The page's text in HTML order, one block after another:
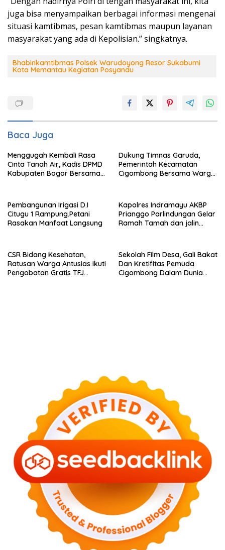
juga bisa menyampaikan berbagai informasi mengenai
situasi kamtibmas, pesan kamtibmas maupun layanan
masyarakat yang ada di Kepolisian.” singkatnya.
Bhabinkamtibmas Polsek Warudoyong Resor Sukabumi
Kota Memantau Kegiatan Posyandu
Baca Juga
Menggugah Kembali Rasa
Cinta Tanah Air, Kadis DPMD
Kabupaten Bogor Bersama
Masyarakat Dan Pengguna
Jalan.
Dukung Timnas Garuda,
Pemerintah Kecamatan
Cigombong Bersama Warga
Pembangunan Irigasi D.I
Citugu 1 Rampung.Petani
Rasakan Manfaat Langsung
Kapolres Indramayu AKBP
Prianggo Parlindungan Gelar
Ramah Tamah dan jalin
CSR Bidang Kesehatan,
Ratusan Warga Antusias Ikuti
Pengobatan Gratis TFJ
Sekolah Film Desa, Gali Bakat
Dan Kretifitas Pemuda
Cigombong Dalam Dunia